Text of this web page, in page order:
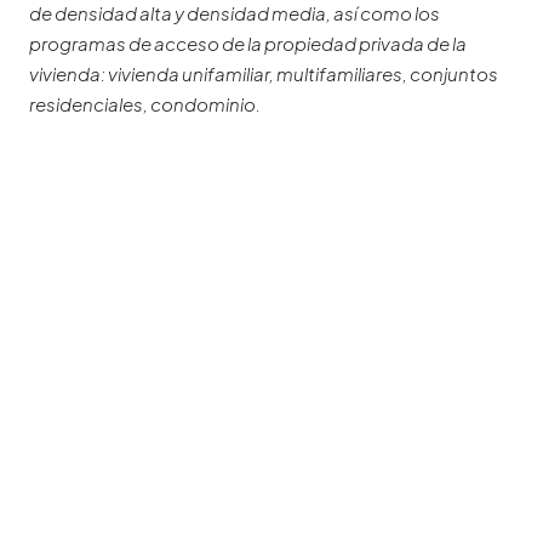
de densidad alta y densidad media, así como los
programas de acceso de la propiedad privada de la
vivienda: vivienda unifamiliar, multifamiliares, conjuntos
residenciales, condominio.